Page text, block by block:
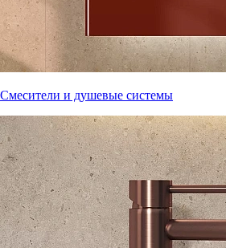
Смесители и душевые системы